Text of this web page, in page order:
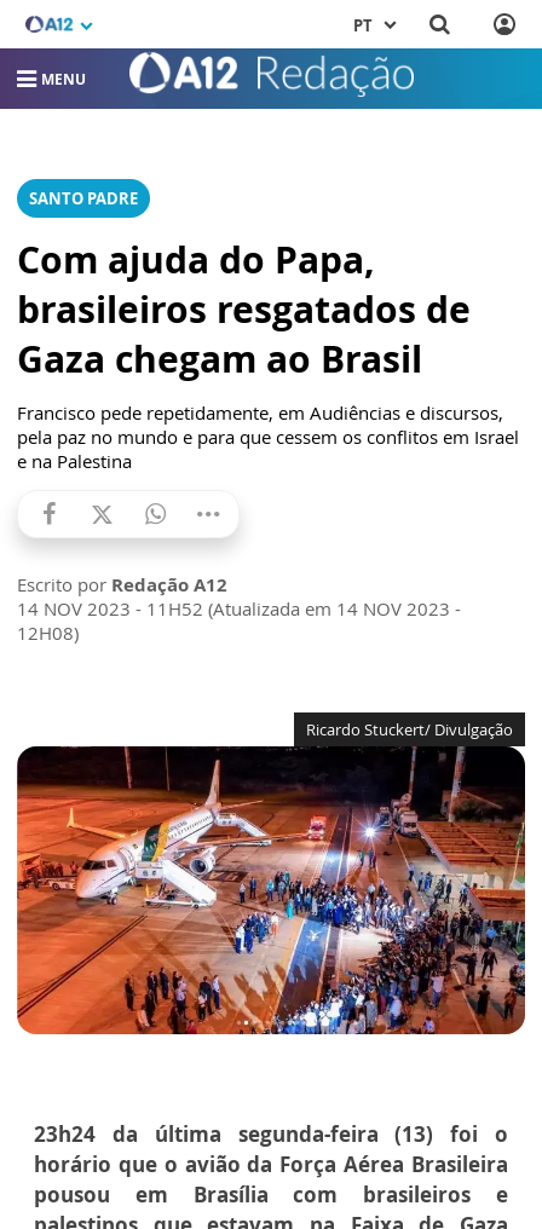
PT
MENU
SANTO PADRE
Com ajuda do Papa,
brasileiros resgatados de
Gaza chegam ao Brasil
Francisco pede repetidamente, em Audiências e discursos,
pela paz no mundo e para que cessem os conflitos em Israel
e na Palestina
Escrito por Redação A12
14 NOV 2023 - 11H52 (Atualizada em 14 NOV 2023 -
12H08)
Ricardo Stuckert/ Divulgação
23h24 da última segunda-feira (13) foi o
horário que o avião da Força Aérea Brasileira
pousou em Brasília com brasileiros e